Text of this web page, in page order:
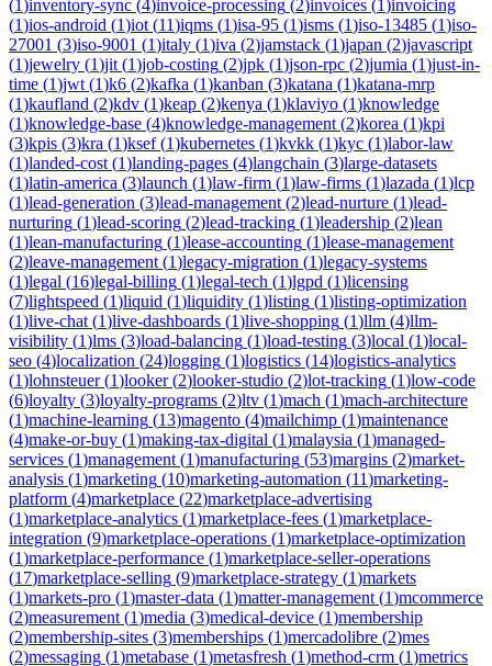
(1)inventory-sync (4)invoice-processing (2)invoices (1)invoicing
(1)ios-android (1)iot (11)iqms (1)isa-95 (1)isms (1)iso-13485 (1)iso-
27001 (3)iso-9001 (1)italy (1)iva (2)jamstack (1)japan (2)javascript
(1)jewelry (1)jit (1)job-costing (2)jpk (1)json-rpc (2)jumia (1)just-in-
time (1)jwt (1)k6 (2)kafka (1)kanban (3)katana (1)katana-mrp
(1)kaufland (2)kdv (1)keap (2)kenya (1)klaviyo (1)knowledge
(1)knowledge-base (4)knowledge-management (2)korea (1)kpi
(3)kpis (3)kra (1)ksef(1)kubernetes (1)kvkk (1)kyc (1)labor-law
(1)landed-cost (1)landing-pages (4)langchain (3)large-datasets
(1)latin-america (3)launch (1)law-firm (1)law-firms (1)lazada (1)lcp
(1)lead-generation (3)lead-management (2)lead-nurture (1)lead-
nurturing (1)lead-scoring (2)lead-tracking (1)leadership (2)lean
(1)lean-manufacturing (1)lease-accounting (1)lease-management
(2)leave-management (1)legacy-migration (1)legacy-systems
(1)legal (16)legal-billing (1)legal-tech (1)lgpd (1)licensing
(7)lightspeed (1)liquid (1)liquidity (1)listing (1)listing-optimization
(1)live-chat (1)live-dashboards (1)live-shopping (1)llm (4)llm-
visibility (1)lms (3)load-balancing (1)load-testing (3)local (1)local-
seo (4)localization (24)logging (1)logistics (14)logistics-analytics
(1)lohnsteuer(1)looker(2)looker-studio (2)lot-tracking (1)low-code
(6)loyalty (3)loyalty-programs (2)ltv (1)mach (1)mach-architecture
(1)machine-learning (13)magento (4)mailchimp (1)maintenance
(4)make-or-buy (1)making-tax-digital (1)malaysia (1)managed-
services (1)management (1)manufacturing (53)margins (2)market-
analysis (1)marketing (10)marketing-automation (11)marketing-
platform (4)marketplace (22)marketplace-advertising
(1)marketplace-analytics (1)marketplace-fees (1)marketplace-
integration (9)marketplace-operations (1)marketplace-optimization
(1)marketplace-performance (1)marketplace-seller-operations
(17)marketplace-selling (9)marketplace-strategy (1)markets
(1)markets-pro (1)master-data (1)matter-management (1)mcommerce
(2)measurement (1)media (3)medical-device (1)membership
(2)membership-sites (3)memberships (1)mercadolibre (2)mes
(2)messaging (1)metabase (1)metasfresh (1)method-crm (1)metrics